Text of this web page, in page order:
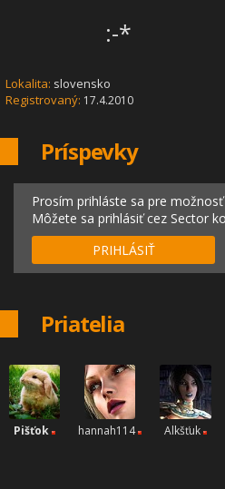
:-*
Lokalita: slovensko
Registrovaný: 17.4.2010
Príspevky
Prosím prihláste sa pre
Môžete sa prihlásiť cez Sector
PRIHLÁSIŤ
Priatelia
Pišťok hannah114 Alkšťuk